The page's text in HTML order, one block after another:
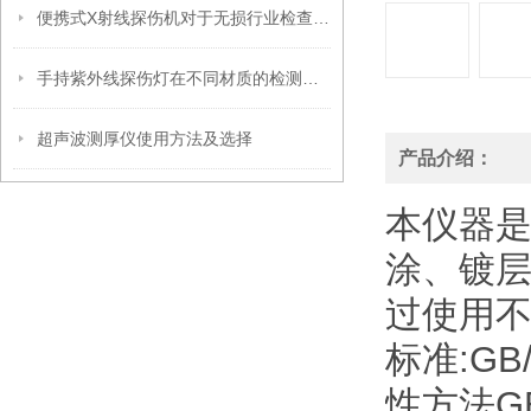
超声波测厚仪使用方法及选择
产品介绍：
本仪器
涂、镀
过使用
标准